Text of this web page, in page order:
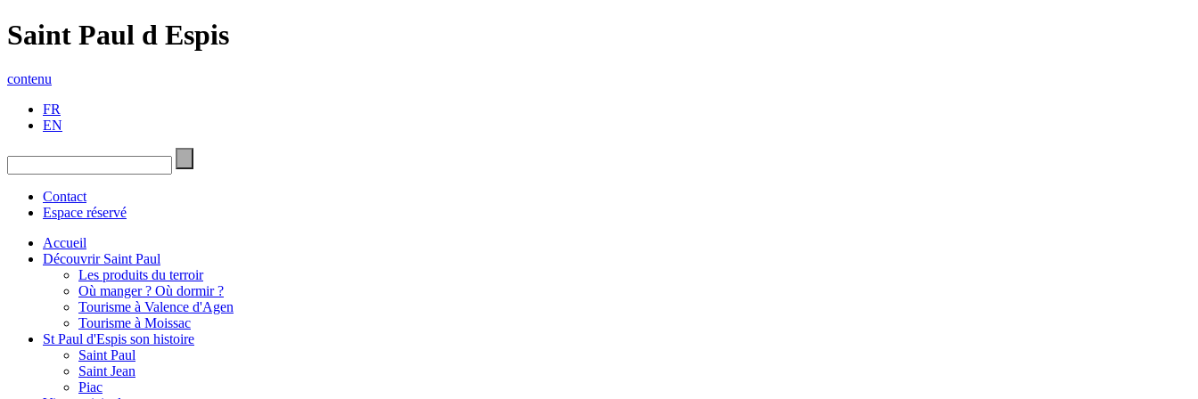
Saint Paul d Espis
contenu
FR
EN
Contact
Espace réservé
Accueil
Découvrir Saint Paul
Les produits du terroir
Où manger ? Où dormir ?
Tourisme à Valence d'Agen
Tourisme à Moissac
St Paul d'Espis son histoire
Saint Paul
Saint Jean
Piac